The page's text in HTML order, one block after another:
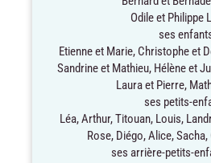
Odile et Philippe
ses
Etienne et Marie, Christophe et
Sandrine et Mathieu, Hélène et
Laura et Pierre,
ses petits-
Léa, Arthur, Titouan, Louis,
Rose, Diégo, Alice,
ses arrière-petits-